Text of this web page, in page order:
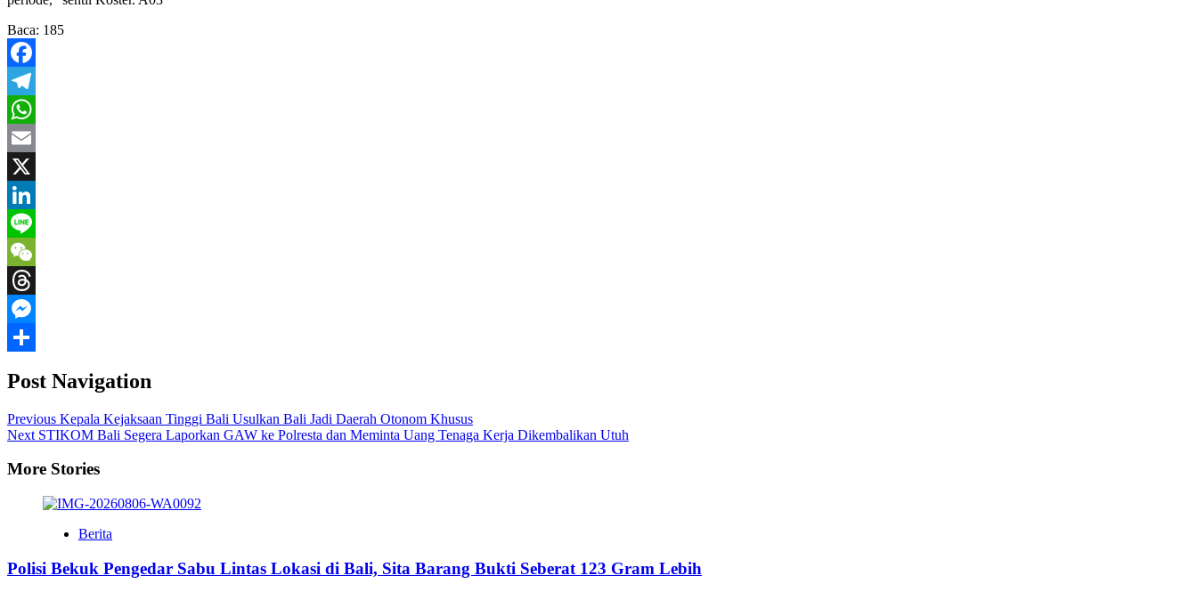
Baca: 185
Facebook
Telegram
WhatsApp
Email
X
LinkedIn
Line
WeChat
Threads
Messenger
Post Navigation
Previous Kepala Kejaksaan Tinggi Bali Usulkan Bali Jadi Daerah Otonom Khusus
Next STIKOM Bali Segera Laporkan GAW ke Polresta dan Meminta Uang Tenaga Kerja Dikembalikan Utuh
More Stories
Berita
Polisi Bekuk Pengedar Sabu Lintas Lokasi di Bali, Sita Barang Bukti Seberat 123 Gram Lebih